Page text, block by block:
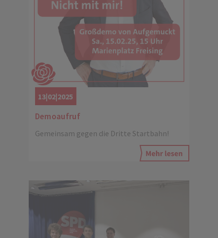
13|02|2025
Demoaufruf
Gemeinsam gegen die Dritte Startbahn!